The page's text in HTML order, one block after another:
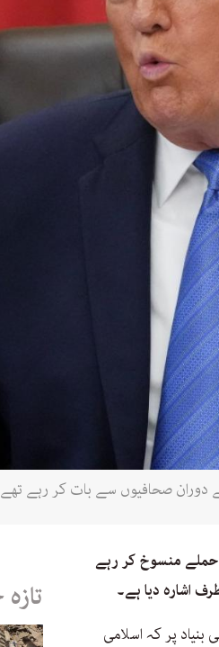
حملے منسوخ کر رہے
اشارہ دیا ہے۔
پر کہ اسلامی